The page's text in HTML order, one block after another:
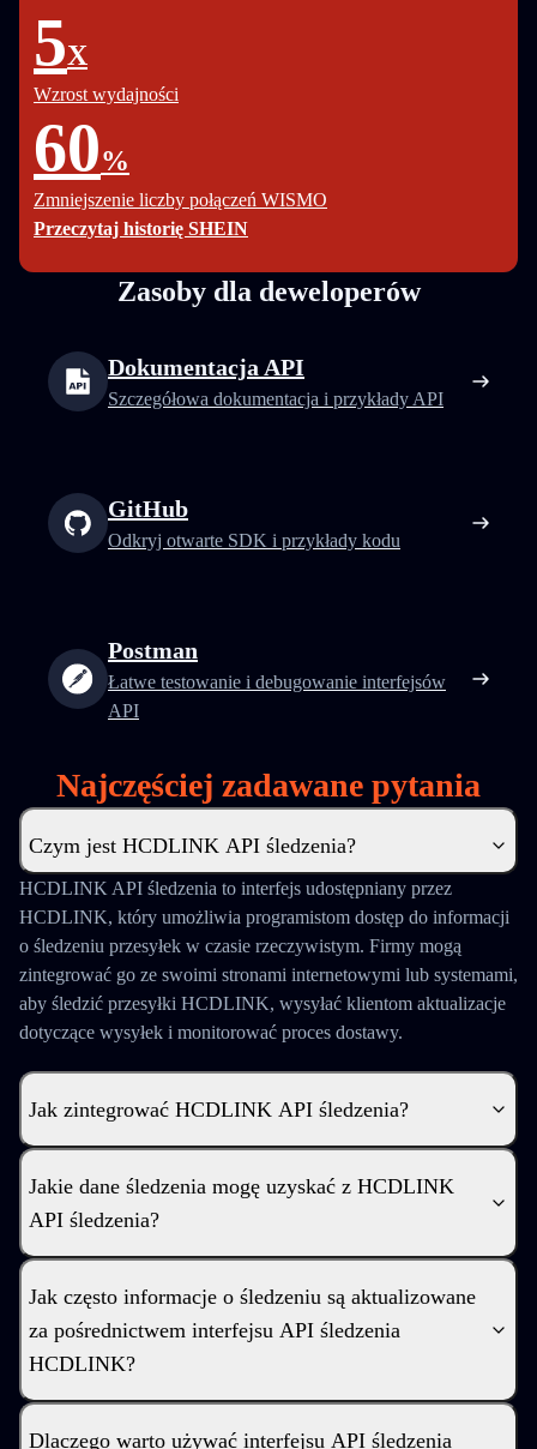
5X
Wzrost wydajności
60%
Zmniejszenie liczby połączeń WISMO
Przeczytaj historię SHEIN
Zasoby dla deweloperów
Dokumentacja API
Szczegółowa dokumentacja i przykłady API
GitHub
Odkryj otwarte SDK i przykłady kodu
Postman
Łatwe testowanie i debugowanie interfejsów
API
Najczęściej zadawane pytania
Czym jest HCDLINK API śledzenia?
HCDLINK API śledzenia to interfejs udostępniany przez
HCDLINK, który umożliwia programistom dostęp do informacji
o śledzeniu przesyłek w czasie rzeczywistym. Firmy mogą
zintegrować go ze swoimi stronami internetowymi lub systemami,
aby śledzić przesyłki HCDLINK, wysyłać klientom aktualizacje
dotyczące wysyłek i monitorować proces dostawy.
Jak zintegrować HCDLINK API śledzenia?
Jakie dane śledzenia mogę uzyskać z HCDLINK
API śledzenia?
Jak często informacje o śledzeniu są aktualizowane
za pośrednictwem interfejsu API śledzenia
HCDLINK?
Dlaczego warto używać interfejsu API śledzenia